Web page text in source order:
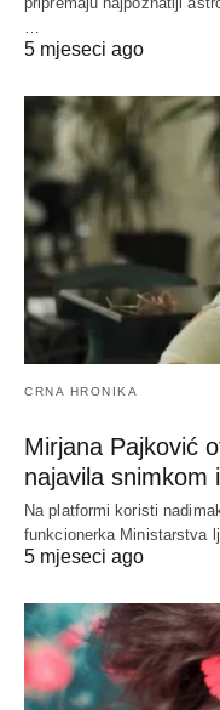
5 mjeseci ago
CRNA HRONIKA
Mirjana Pajković
najavila snimkom
Na platformi koristi
funkcionerka Ministarstva
5 mjeseci ago